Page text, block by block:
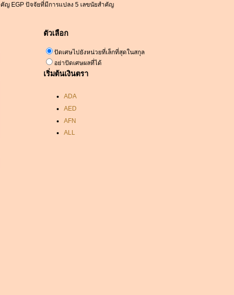
ญ EGP ปัจจัยที่มีการแปลง 5 เลขนัยสำคัญ
ตัวเลือก
ปัดเศษไปยังหน่วยที่เล็กที่สุดในสกุล
อย่าปัดเศษผลที่ได้
เริ่มต้นเงินตรา
ADA
AED
AFN
ALL